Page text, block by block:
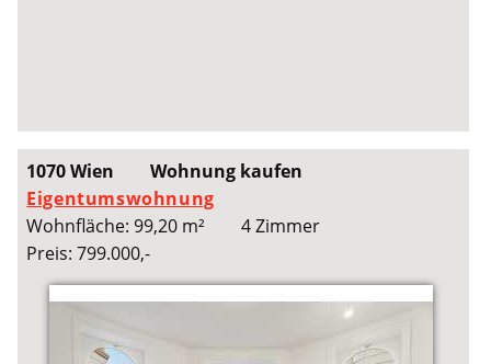
1070 Wien
Wohnung kaufen
Eigentumswohnung
Wohnfläche: 99,20 m²
4 Zimmer
Preis: 799.000,-